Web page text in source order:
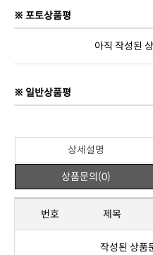
※ 포토상품평
아직 작성된
※ 일반상품평
상세설명
상품문의(0)
번호 제목
작성된 상품